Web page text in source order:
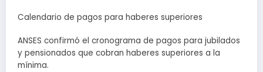
Calendario de pagos para haberes superiores
ANSES confirmó el cronograma de pagos para jubilados
y pensionados que cobran haberes superiores a la
mínima.